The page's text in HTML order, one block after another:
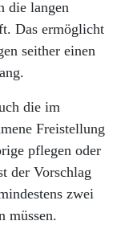
die langen
Das ermöglicht
seither einen
die im
Freistellung
pflegen oder
der Vorschlag
zwei
müssen.